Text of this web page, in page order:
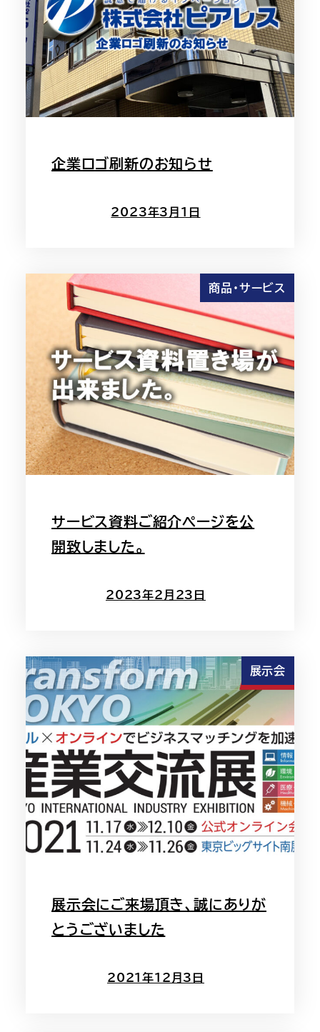
企業ロゴ刷新のお知らせ
2023年3月1日
商品・サービス
サービス資料ご紹介ページを公
開致しました。
2023年2月23日
展示会
展示会にご来場頂き、誠にありが
とうございました
2021年12月3日